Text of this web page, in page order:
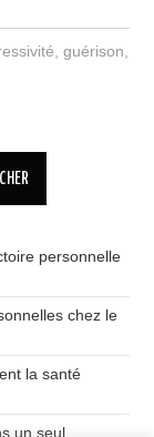
guérison
personnelle
chez le
la santé
un seul